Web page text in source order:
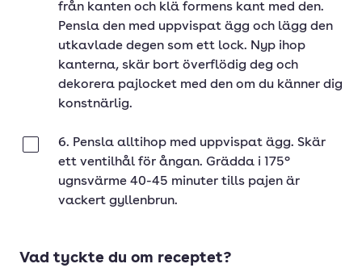
från kanten och klä formens kant med den.
Pensla den med uppvispat ägg och lägg den
utkavlade degen som ett lock. Nyp ihop
kanterna, skär bort överflödig deg och
dekorera pajlocket med den om du känner dig
konstnärlig.
6. Pensla alltihop med uppvispat ägg. Skär
ett ventilhål för ångan. Grädda i 175°
ugnsvärme 40-45 minuter tills pajen är
vackert gyllenbrun.
Vad tyckte du om receptet?